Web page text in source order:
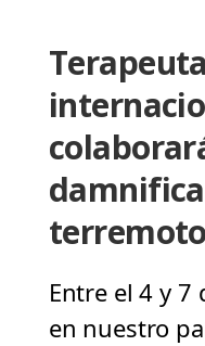
terremoto
Entre el 4 y 7
en nuestro